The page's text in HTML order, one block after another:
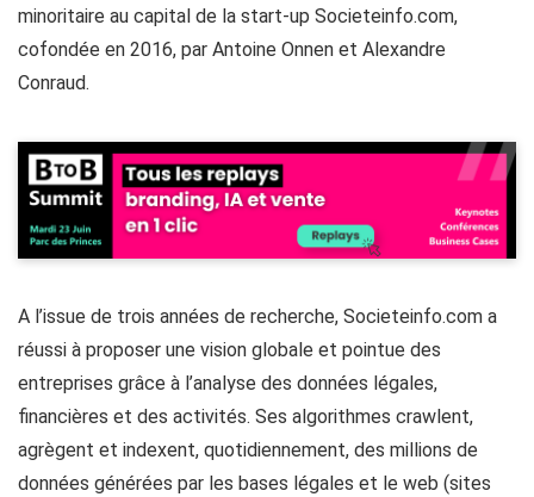
minoritaire au capital de la start-up Societeinfo.com,
cofondée en 2016, par Antoine Onnen et Alexandre
Conraud.
A l’issue de trois années de recherche, Societeinfo.com a
réussi à proposer une vision globale et pointue des
entreprises grâce à l’analyse des données légales,
financières et des activités. Ses algorithmes crawlent,
agrègent et indexent, quotidiennement, des millions de
données générées par les bases légales et le web (sites